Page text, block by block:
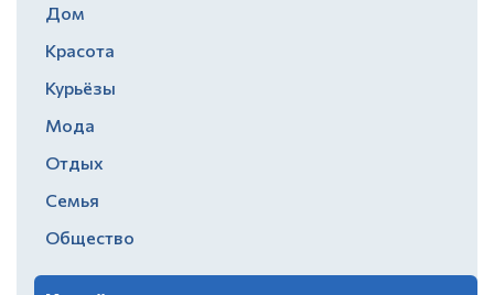
Дом
Красота
Курьёзы
Мода
Отдых
Семья
Общество